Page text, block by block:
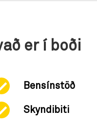
er í boði
Bensínstöð
Skyndibiti